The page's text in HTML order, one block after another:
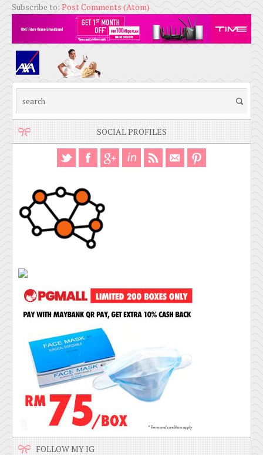
Subscribe to:Post Comments (Atom)
SOCIAL PROFILES
FOLLOW MY IG